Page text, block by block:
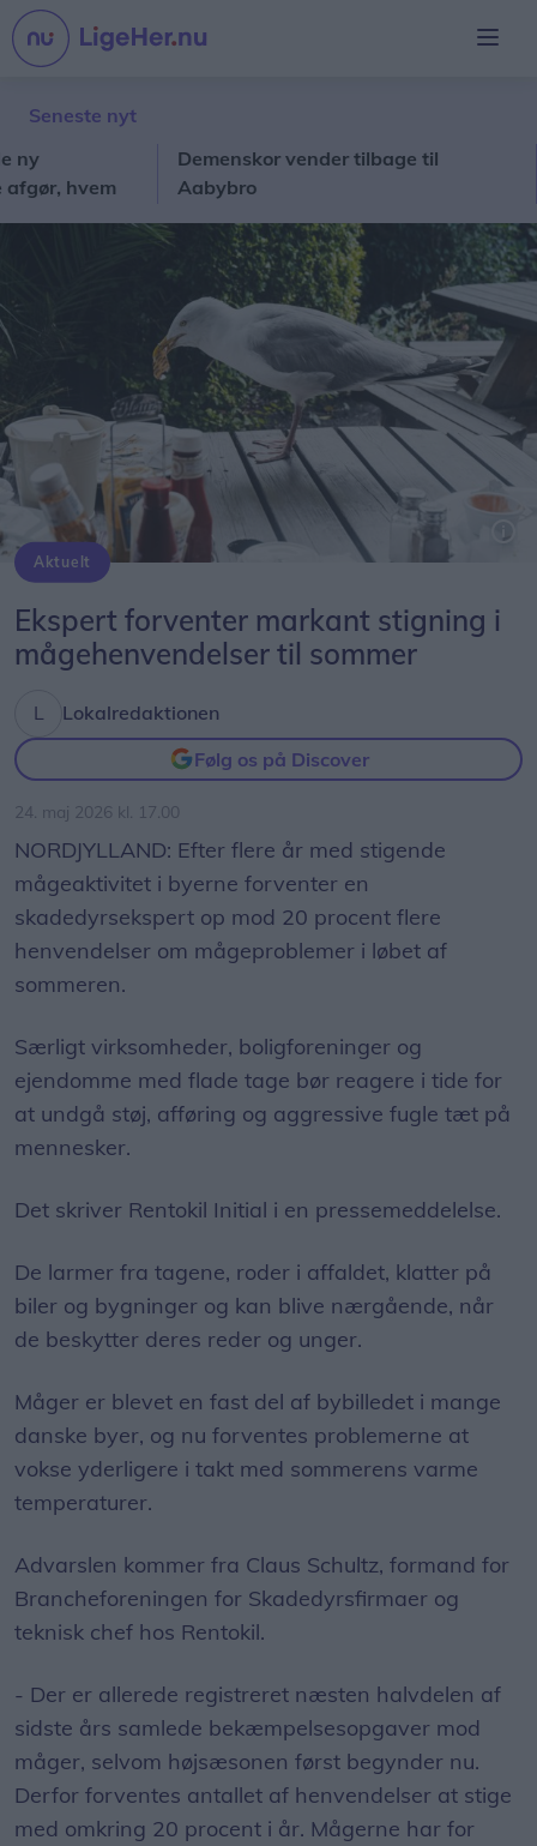
Seneste nyt
hvem
Demenskor vender tilbage til
Aabybro
Aktuelt
Ekspert forventer markant stigning i
mågehenvendelser til sommer
Lokalredaktionen
Følg os på Discover
24. maj 2026 kl. 17.00
NORDJYLLAND: Efter flere år med stigende
mågeaktivitet i byerne forventer en
skadedyrsekspert op mod 20 procent flere
henvendelser om mågeproblemer i løbet af
sommeren.
Særligt virksomheder, boligforeninger og
ejendomme med flade tage bør reagere i tide for
at undgå støj, afføring og aggressive fugle tæt på
mennesker.
Det skriver Rentokil Initial i en pressemeddelelse.
De larmer fra tagene, roder i affaldet, klatter på
biler og bygninger og kan blive nærgående, når
de beskytter deres reder og unger.
Måger er blevet en fast del af bybilledet i mange
danske byer, og nu forventes problemerne at
vokse yderligere i takt med sommerens varme
temperaturer.
Advarslen kommer fra Claus Schultz, formand for
Brancheforeningen for Skadedyrsfirmaer og
teknisk chef hos Rentokil.
- Der er allerede registreret næsten halvdelen af
sidste års samlede bekæmpelsesopgaver mod
måger, selvom højsæsonen først begynder nu.
Derfor forventes antallet af henvendelser at stige
med omkring 20 procent i år. Mågerne har for